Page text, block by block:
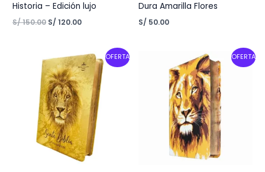
Historia – Edición lujo
S/150.00 S/ 120.00
Dura Amarilla Flores
S/ 50.00
OFERTA
Original
price
was:
S/ 65.00.
Current
price
is:
S/ 48.00.
OFERTA
Original
price
was:
S/ 65.00.
Current
price
is:
S/ 48.00.